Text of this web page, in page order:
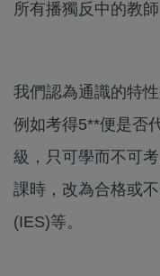
所有播獨反中的教
我們認為通識的特
例如考得5**便是否
級，只可學而不可
課時，改為合格或
(IES)等。